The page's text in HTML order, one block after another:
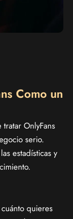
Como un
OnlyFans
serio.
estadísticas y
quieres